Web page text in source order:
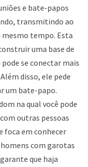
e bate-papos
transmitindo ao
mesmo tempo. Esta
uma base de
se conectar mais
disso, ele pede
um bate-papo.
na qual você pode
outras pessoas
foca em conhecer
com garotas
que haja